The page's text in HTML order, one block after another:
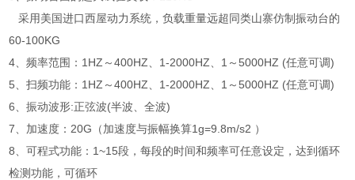
采用美国进口西屋动力系统，负载重量远超同类山寨仿制振动台的
60-100KG
4、频率范围：1HZ～400HZ、1-2000HZ、1～5000HZ (任意可调)
5、扫频功能：1HZ～400HZ、1-2000HZ、1～5000HZ (任意可调)
6、振动波形:正弦波(半波、全波)
7、加速度：20G（加速度与振幅换算1g=9.8m/s2 ）
8、可程式功能：1~15段，每段的时间和频率可任意设定，达到循环
检测功能，可循环